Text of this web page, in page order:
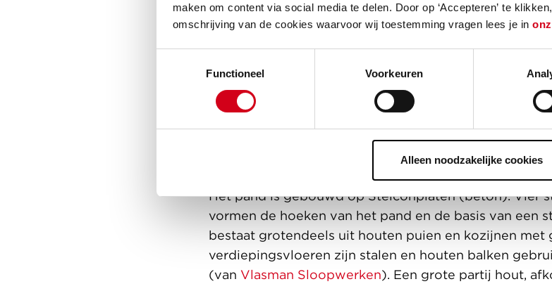
maken om content via social media te delen. Door op ‘Accepteren’ te
omschrijving van de cookies waarvoor wij toestemming vragen lees je in
Functioneel
Voorkeuren
Alleen noodzakelijke cookies
Materialen hergebruiken voor
Het paviljoen is helemaal opgebouwd van gebruikte
verlengende oplossingen en constructies die na afloop
wereldtuinbouwtentoonstelling weer makkelijk te
zijn. Voor de bouw van het paviljoen zijn we daarom
materialen die een tweede leven kunnen krijgen in
kregen we voor niets of tegen een kleine vergoeding.
Het pand is gebouwd op Stelconplaten (beton). Vier
vormen de hoeken van het pand en de basis van een
bestaat grotendeels uit houten puien en kozijnen met
verdiepingsvloeren zijn stalen en houten balken
(van Vlasman Sloopwerken). Een grote partij hout,